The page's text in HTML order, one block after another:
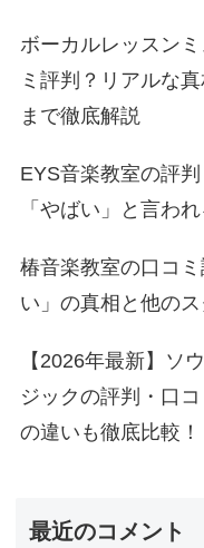
ボーカルレッスン
ミ評判？リアルな
まで徹底解説
EYS音楽教室の評
「やばい」と言わ
椿音楽教室の口コ
い」の真相と他の
【2026年最新】ソ
ジックの評判・口
の違いも徹底比較！
最近のコメント